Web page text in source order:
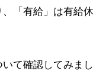
「有給」は有給
て確認してみまし